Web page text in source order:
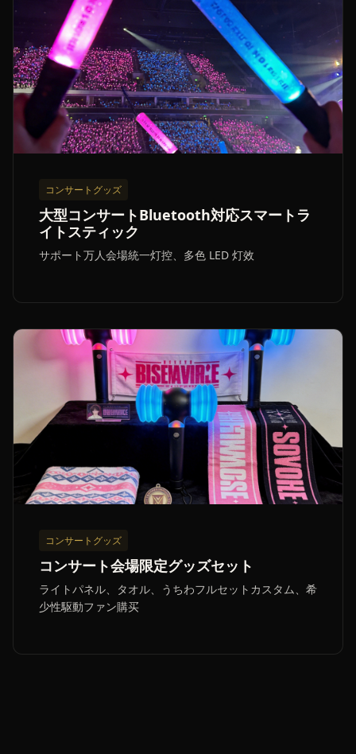
コンサートグッズ
大型コンサートBluetooth対応スマートラ
イトスティック
サポート万人会場統一灯控、多色 LED 灯效
コンサートグッズ
コンサート会場限定グッズセット
ライトパネル、タオル、うちわフルセットカスタム、希
少性駆動ファン購买